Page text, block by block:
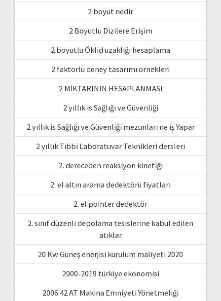
2 boyut nedir
2 Boyutlu Dizilere Erişim
2 boyutlu Öklid uzaklığı hesaplama
2 faktörlü deney tasarımı örnekleri
2 MİKTARININ HESAPLANMASI
2 yıllık is Sağlığı ve Güvenliği
2 yıllık is Sağlığı ve Güvenliği mezunları ne iş Yapar
2 yıllık Tıbbi Laboratuvar Teknikleri dersleri
2. dereceden reaksiyon kinetiği
2. el altın arama dedektörü fiyatları
2. el pointer dedektör
2. sınıf düzenli depolama tesislerine kabul edilen
atıklar
20 Kw Güneş enerjisi kurulum maliyeti 2020
2000-2019 türkiye ekonomisi
2006 42 AT Makina Emniyeti Yönetmeliği